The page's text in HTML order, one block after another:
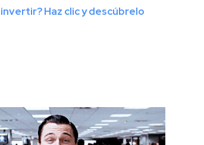
Haz clic y descúbrelo